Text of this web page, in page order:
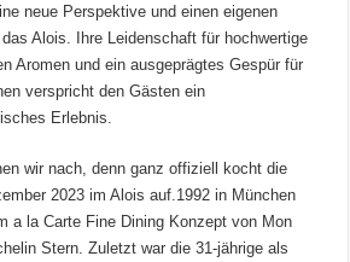
neue Perspektive und einen eigenen
Alois. Ihre Leidenschaft für hochwertige
Aromen und ein ausgeprägtes Gespür für
verspricht den Gästen ein
Erlebnis.
wir nach, denn ganz offiziell kocht die
2023 im Alois auf.1992 in München
a la Carte Fine Dining Konzept von Mon
Stern. Zuletzt war die 31-jährige als